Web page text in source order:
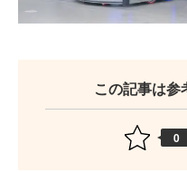
この記事は参
0